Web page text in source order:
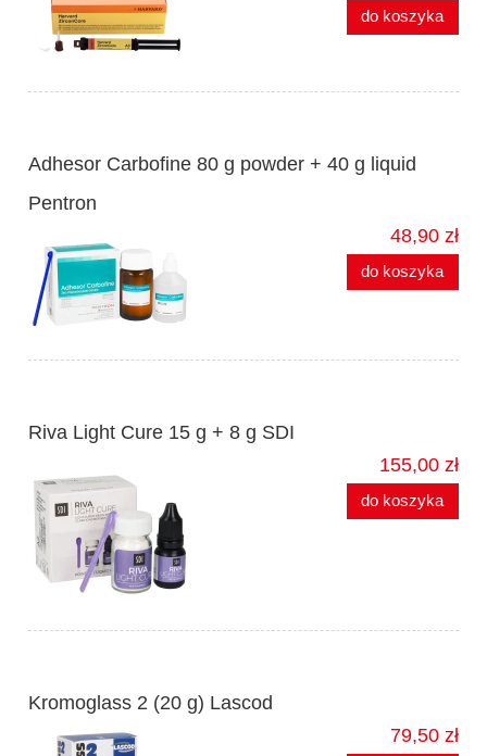
do koszyka
Adhesor Carbofine 80 g powder + 40 g liquid
Pentron
48,90 zł
do koszyka
Riva Light Cure 15 g + 8 g SDI
155,00 zł
do koszyka
Kromoglass 2 (20 g) Lascod
79,50 zł